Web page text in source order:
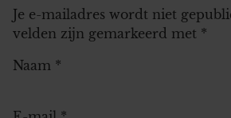
Je e-mailadres wordt niet
velden zijn gemarkeerd met *
Naam *